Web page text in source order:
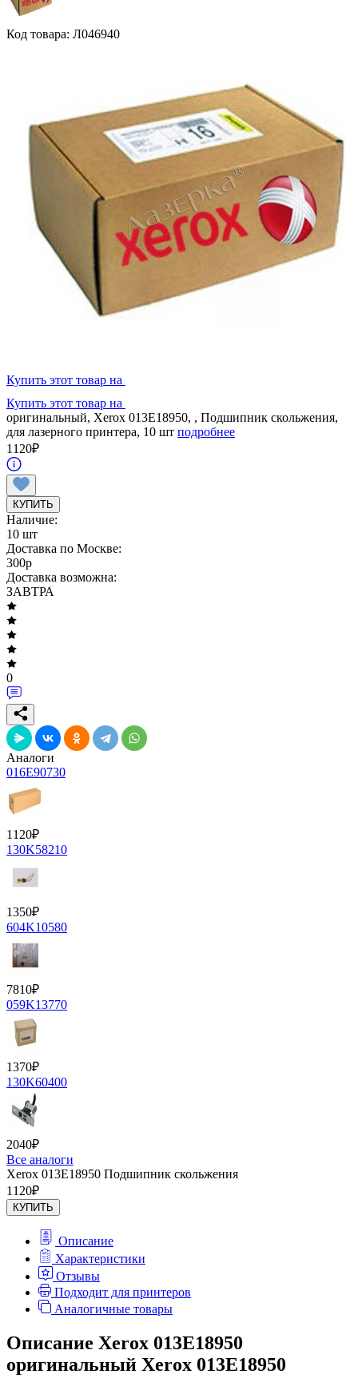
Код товара: Л046940
Купить этот товар на
Купить этот товар на
оригинальный, Xerox 013E18950, , Подшипник скольжения,
для лазерного принтера, 10 шт подробнее
1120₽
КУПИТЬ
Наличие:
10 шт
Доставка по Москве:
300p
Доставка возможна:
ЗАВТРА
0
Аналоги
016E90730
1120₽
130K58210
1350₽
604K10580
7810₽
059K13770
1370₽
130K60400
2040₽
Все аналоги
Xerox 013E18950 Подшипник скольжения
1120₽
КУПИТЬ
Описание
Характеристики
Отзывы
Подходит для принтеров
Аналогичные товары
Описание Xerox 013E18950
оригинальный Xerox 013E18950